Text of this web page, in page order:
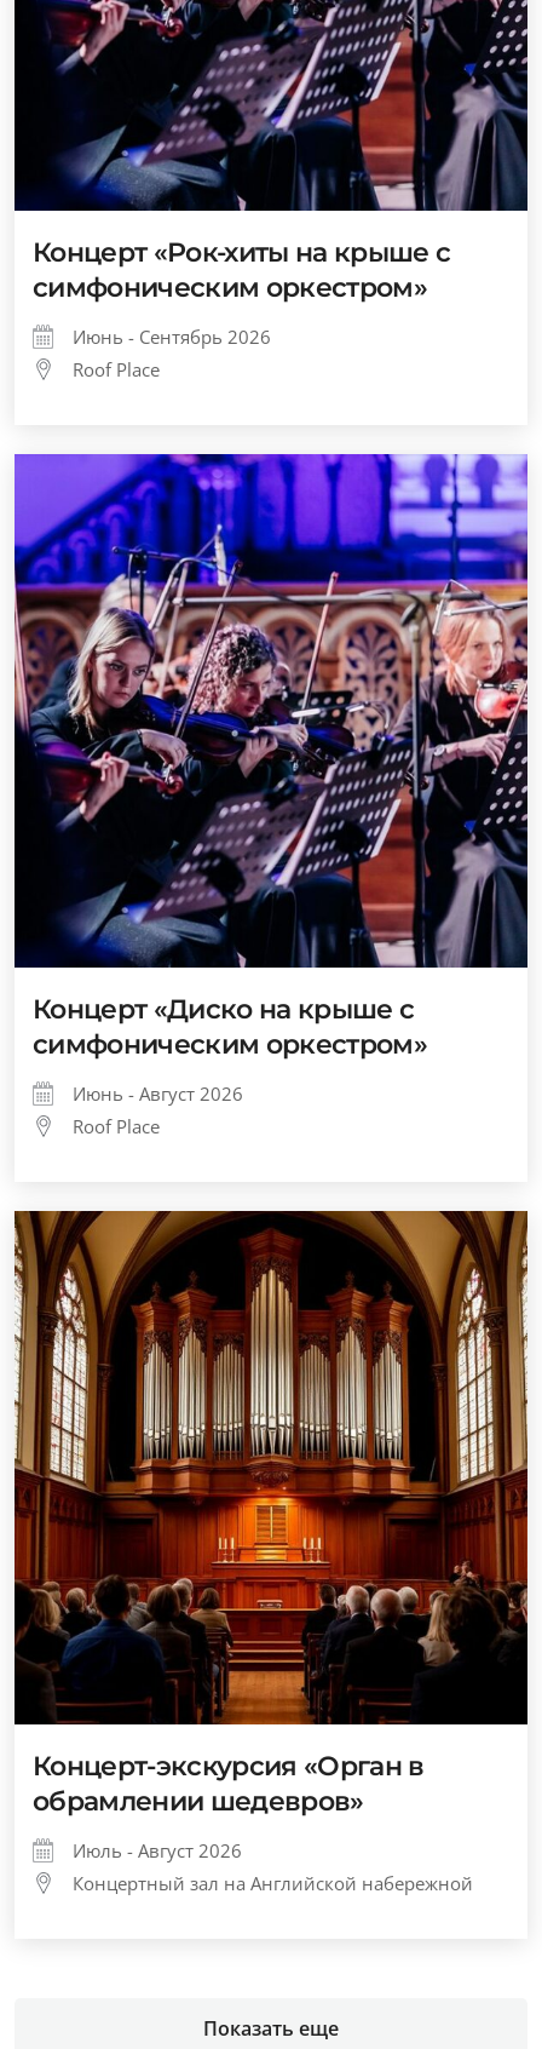
Концерт «Рок-хиты на крыше с
симфоническим оркестром»
Июнь - Сентябрь 2026
Roof Place
Концерт «Диско на крыше с
симфоническим оркестром»
Июнь - Август 2026
Roof Place
Концерт-экскурсия «Орган в
обрамлении шедевров»
Июль - Август 2026
Концертный зал на Английской набережной
Показать еще